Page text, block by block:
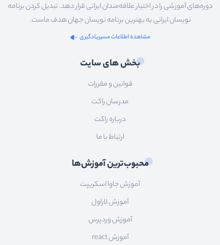
دوره‌های آموزشی را در اختیار علاقه‌مندان ایرانی قرار دهد. تبدیل کردن برنامه
نویسان ایرانی به بهترین برنامه نویسان جهان هدف ماست.
مشاهده اطلاعات مسیریادگیری
بخش های سایت
قوانین و مقررات
مدرسان راکت
درباره راکت
ارتباط با ما
محبوب‌ترین آموزش‌ها
آموزش جاوا اسکریپت
آموزش لاراول
آموزش وردپرس
آموزش react